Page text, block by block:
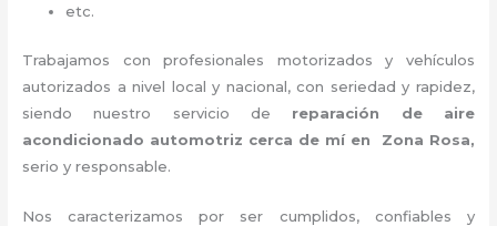
etc.
Trabajamos con profesionales motorizados y vehículos
autorizados a nivel local y nacional, con seriedad y rapidez,
siendo nuestro servicio de reparación de aire
acondicionado automotriz cerca de mí en Zona Rosa,
serio y responsable.
Nos caracterizamos por ser cumplidos, confiables y